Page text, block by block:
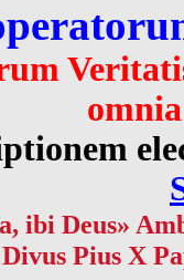
ibi Deus»
Pius X